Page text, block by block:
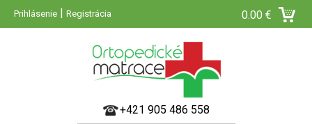
Prihlásenie | Registrácia 0.00 €
+421 905 486 558